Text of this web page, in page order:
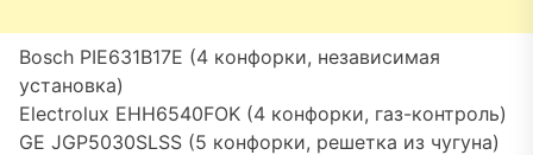
Bosch PIE631B17E (4 конфорки, независимая
установка)
Electrolux EHH6540FOK (4 конфорки, газ-контроль)
GE JGP5030SLSS (5 конфорки, решетка из чугуна)